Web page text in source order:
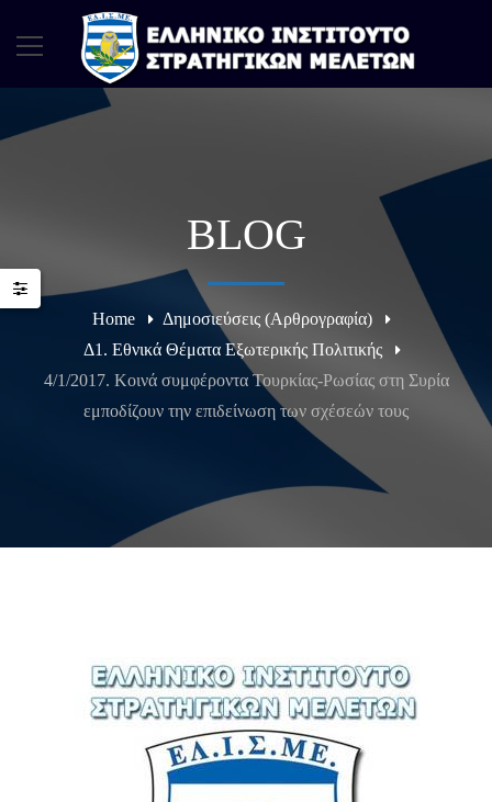
BLOG
Home
Δημοσιεύσεις (Αρθρογραφία)
Δ1. Εθνικά Θέματα Εξωτερικής Πολιτικής
4/1/2017. Κοινά συμφέροντα Τουρκίας-Ρωσίας στη Συρία
εμποδίζουν την επιδείνωση των σχέσεών τους